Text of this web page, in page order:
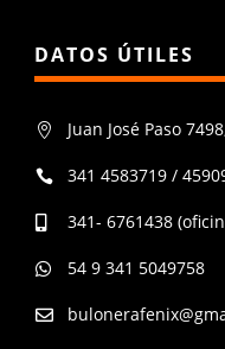
DATOS ÚTILES
 Juan José Paso
 341 4583719 /
341- 6761438
 54 9 341 5049758
